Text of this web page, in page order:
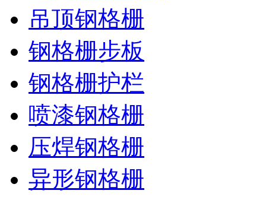
吊顶钢格栅
钢格栅步板
钢格栅护栏
喷漆钢格栅
压焊钢格栅
异形钢格栅